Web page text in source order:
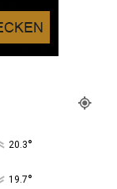
20.3°
19.7°